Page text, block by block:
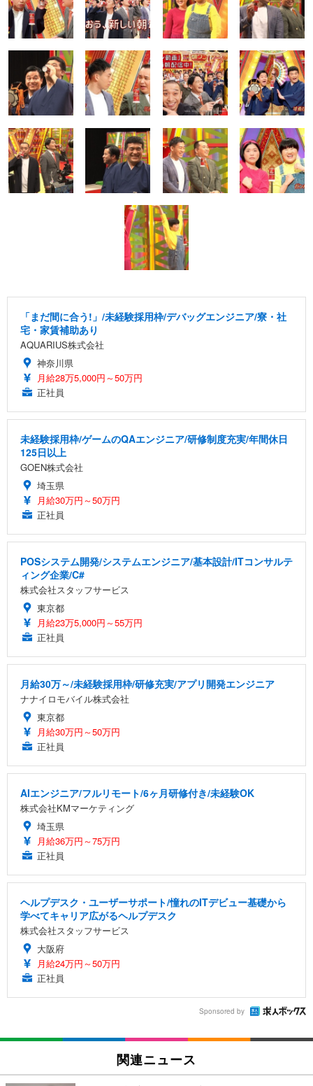
「まだ間に合う!」/未経験採用枠/デバッグエンジニア/寮・社
宅・家賃補助あり
AQUARIUS株式会社
神奈川県
月給28万5,000円～50万円
正社員
未経験採用枠/ゲームのQAエンジニア/研修制度充実/年間休日
125日以上
GOEN株式会社
埼玉県
月給30万円～50万円
正社員
POSシステム開発/システムエンジニア/基本設計/ITコンサルテ
ィング企業/C#
株式会社スタッフサービス
東京都
月給23万5,000円～55万円
正社員
月給30万～/未経験採用枠/研修充実/アプリ開発エンジニア
ナナイロモバイル株式会社
東京都
月給30万円～50万円
正社員
AIエンジニア/フルリモート/6ヶ月研修付き/未経験OK
株式会社KMマーケティング
埼玉県
月給36万円～75万円
正社員
ヘルプデスク・ユーザーサポート/憧れのITデビュー基礎から
学べてキャリア広がるヘルプデスク
株式会社スタッフサービス
大阪府
月給24万円～50万円
正社員
Sponsored by
関連ニュース